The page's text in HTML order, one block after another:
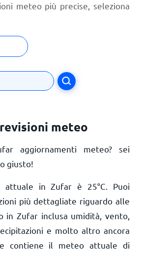
meteo più precise, seleziona
meteo
aggiornamenti meteo? sei
giusto!
attuale in Zufar è 25°C . Puoi
più dettagliate riguardo alle
in Zufar inclusa umidità, vento,
e molto altro ancora
contiene il meteo attuale di